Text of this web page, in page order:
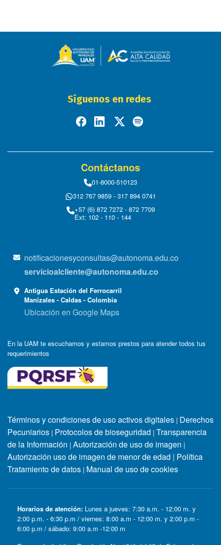
Síguenos en redes
Contáctanos
01-8000-510123
312 767 9859 - 317 894 0741
+57 (6) 872 7272 - 872 7709
Ext: 102 - 110 - 144
notificacionesyconsultas@autonoma.edu.co
servicioalcliente@autonoma.edu.co
Antigua Estación del Ferrocarril
Manizales - Caldas - Colombia
Ubicación en Google Maps
En la UAM te escuchamos y estamos prestos para atender todos tus
requerimientos
Términos y condiciones de uso activos digitales | Derechos
Pecuniarios | Protocolos de bioseguridad | Transparencia
de la Información | Autorización de uso de imagen |
Autorización uso de imagen de menor de edad | Política
Tratamiento de datos | Manual de uso de cookies
Horarios de atención: Lunes a jueves: 7:30 a.m. - 12:00 m. y
2:00 p.m. - 6:30 p.m / viernes: 8:00 a.m - 12:00 m. y 2:00 p.m -
6:00 p.m / sábado: 9:00 a.m -12:00 m